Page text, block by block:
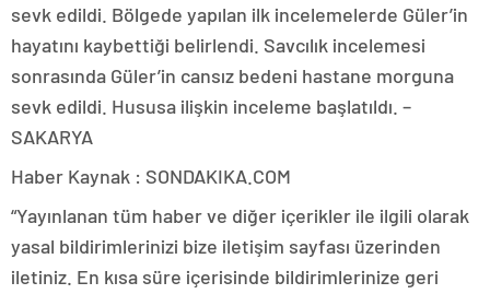
sevk edildi. Bölgede yapılan ilk incelemelerde Güler’in
hayatını kaybettiği belirlendi. Savcılık incelemesi
sonrasında Güler’in cansız bedeni hastane morguna
sevk edildi. Hususa ilişkin inceleme başlatıldı. –
SAKARYA
Haber Kaynak : SONDAKIKA.COM
“Yayınlanan tüm haber ve diğer içerikler ile ilgili olarak
yasal bildirimlerinizi bize iletişim sayfası üzerinden
iletiniz. En kısa süre içerisinde bildirimlerinize geri